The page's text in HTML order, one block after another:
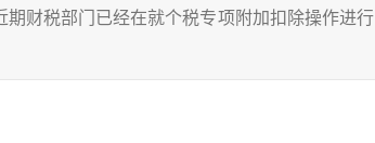
财税部门已经在就个税专项附加扣除操作进行